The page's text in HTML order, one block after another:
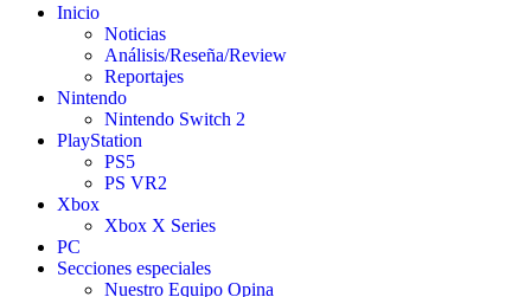
Inicio
Noticias
Análisis/Reseña/Review
Reportajes
Nintendo
Nintendo Switch 2
PlayStation
PS5
PS VR2
Xbox
Xbox X Series
PC
Secciones especiales
Nuestro Equipo Opina